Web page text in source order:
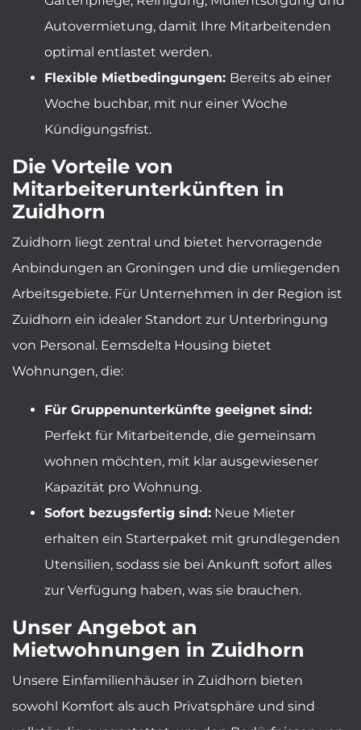
Autovermietung, damit Ihre Mitarbeitenden
optimal entlastet werden.
Flexible Mietbedingungen: Bereits ab einer
Woche buchbar, mit nur einer Woche
Kündigungsfrist.
Die Vorteile von
Mitarbeiterunterkünften in
Zuidhorn
Zuidhorn liegt zentral und bietet hervorragende
Anbindungen an Groningen und die umliegenden
Arbeitsgebiete. Für Unternehmen in der Region ist
Zuidhorn ein idealer Standort zur Unterbringung
von Personal. Eemsdelta Housing bietet
Wohnungen, die:
Für Gruppenunterkünfte geeignet sind:
Perfekt für Mitarbeitende, die gemeinsam
wohnen möchten, mit klar ausgewiesener
Kapazität pro Wohnung.
Sofort bezugsfertig sind: Neue Mieter
erhalten ein Starterpaket mit grundlegenden
Utensilien, sodass sie bei Ankunft sofort alles
zur Verfügung haben, was sie brauchen.
Unser Angebot an
Mietwohnungen in Zuidhorn
Unsere Einfamilienhäuser in Zuidhorn bieten
sowohl Komfort als auch Privatsphäre und sind